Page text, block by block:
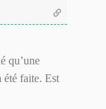
qu’une
été faite. Est